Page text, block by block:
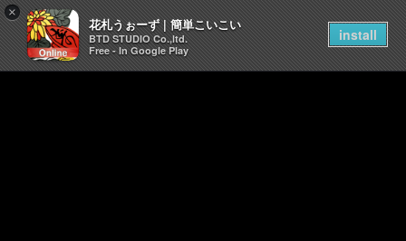
×
花札うぉーず | 簡単こいこい
BTD STUDIO Co.,ltd.
Free - In Google Play
install